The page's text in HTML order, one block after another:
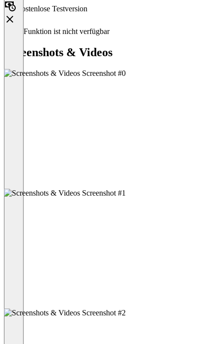
Kostenlose Testversion
Diese Funktion ist nicht verfügbar
Screenshots & Videos